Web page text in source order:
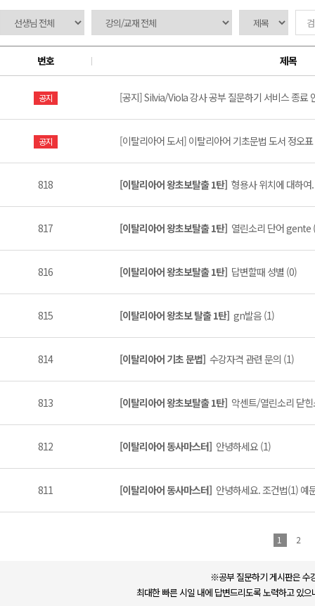
번호 제목
공지 [공지] Silvia/Viola 강사 공부 질문하기 서비스 종료
공지 [이탈리아어 도서] 이탈리아어 기초문법 도서 정오
818 [이탈리아어 왕초보탈출 1탄] 형용사 위치에 대하
817 [이탈리아어 왕초보탈출 1탄] 열린소리 단어 gente
816 [이탈리아어 왕초보탈출 1탄] 답변할때 성별 (0)
815 [이탈리아어 왕초보 탈출 1탄] gn발음 (1)
814 [이탈리아어 기초 문법] 수강자격 관련 문의 (1)
813 [이탈리아어 왕초보탈출 1탄] 악센트/열린소리 닫
812 [이탈리아어 동사마스터] 안녕하세요 (1)
811 [이탈리아어 동사마스터] 안녕하세요. 조건법(1) 예
1 2
※공부 질문하기 게시판은 수
최대한 빠른 시일 내에 답변드리도록 노력하고 있